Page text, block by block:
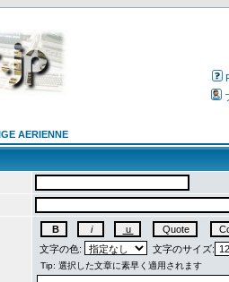
AERIENNE
文字の色: 文字のサイズ: